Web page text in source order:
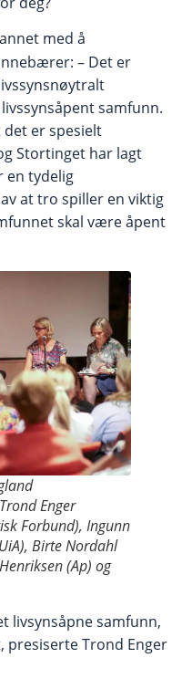
med å
– Det er
samfunn.
det er spesielt
Stortinget har lagt
en tydelig
at tro spiller en viktig
skal være åpent
Enger
Forbund), Ingunn
Birte Nordahl
(Ap) og
livsynsåpne samfunn,
presiserte Trond Enger